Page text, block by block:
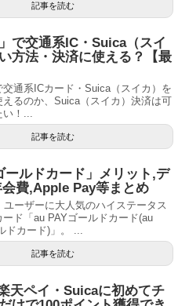
記事を読む
で交通系IC・Suica（スイ
方法・決済に使える？【最
交通系ICカード・Suica（スイカ）を
るのか、Suica（スイカ）決済は可
い！...
記事を読む
ールドカード」メリット,デ
費,Apple Pay等まとめ
ユーザーに大人気のハイステータス
ド「au PAYゴールドカード(au
ドカード)」。 ...
記事を読む
天ペイ・Suicaに初めてチ